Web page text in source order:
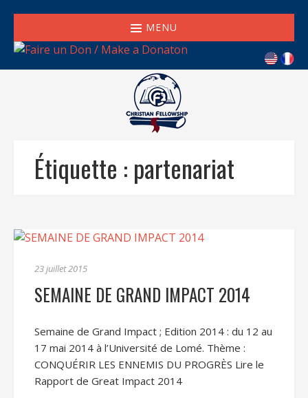
MENU
Étiquette : partenariat
23 juillet 2015
SEMAINE DE GRAND IMPACT 2014
Semaine de Grand Impact ; Edition 2014 : du 12 au
17 mai 2014 à l’Université de Lomé. Thème :
CONQUÉRIR LES ENNEMIS DU PROGRÈS Lire le
Rapport de Great Impact 2014